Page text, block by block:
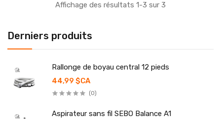
Derniers produits
Rallonge de boyau central 12 pieds
44,99 $CA
(0)
Aspirateur sans fil SEBO Balance A1
Affichage des résultats 1-3 sur 3